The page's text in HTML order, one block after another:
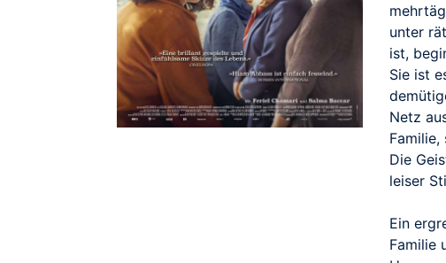
unter
ist,
Sie ist
Netz
Die
leiser
Ein
Familie